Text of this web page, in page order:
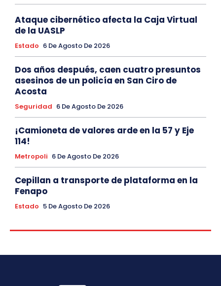
Ataque cibernético afecta la Caja Virtual
de la UASLP
Estado 6 De Agosto De 2026
Dos años después, caen cuatro presuntos
asesinos de un policía en San Ciro de
Acosta
Seguridad 6 De Agosto De 2026
¡Camioneta de valores arde en la 57 y Eje
114!
Metropoli 6 De Agosto De 2026
Cepillan a transporte de plataforma en la
Fenapo
Estado 5 De Agosto De 2026